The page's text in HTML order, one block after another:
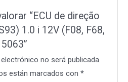
“ECU de direção
1.0 i 12V (F08, F68,
no será publicada.
están marcados con*